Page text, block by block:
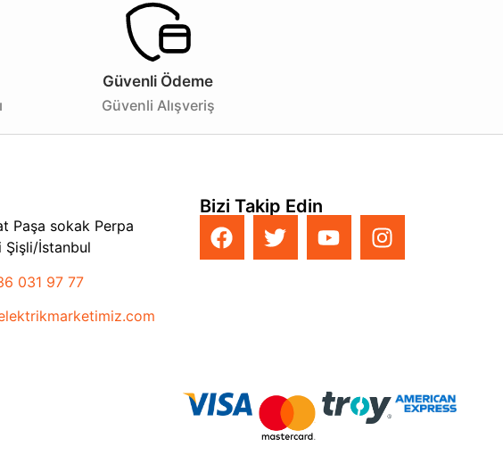
Güvenli Ödeme
Güvenli Alışveriş
Paşa sokak Perpa
İstanbul
031 97 77
Bizi Takip Edin